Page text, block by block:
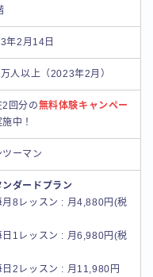
年2月14日
人以上（2023年2月）
2回分の無料体験キャンペー
中！
ツーマン
ンダードプラン
月8レッスン : 月4,880円(税
日1レッスン : 月6,980円(税
日2レッスン : 月11,980円